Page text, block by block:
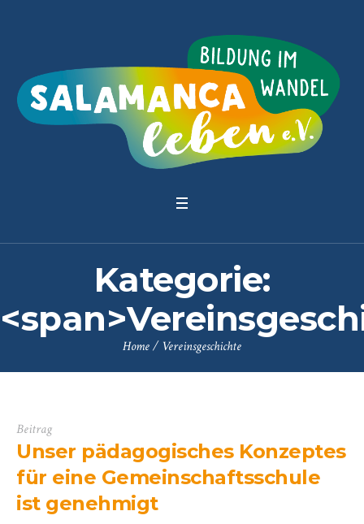
Kategorie:
Home/ Vereinsgeschichte
Beitrag
Unser pädagogisches Konzeptes
für eine Gemeinschaftsschule
ist genehmigt